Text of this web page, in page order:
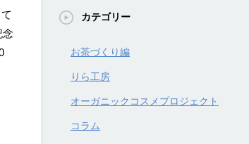
念
カ
カテゴリー
お茶づくり編
りら工房
オーガニックコスメプロジェクト
コラム